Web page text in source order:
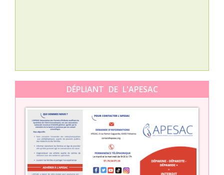
DÉPLIANT DE L'APESAC